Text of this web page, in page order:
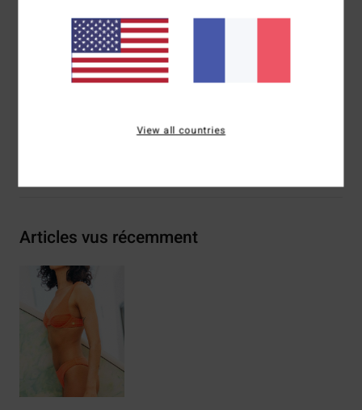
Couvrance :couvrance medium
Composition74% polyester recyclé, 21% polyester, 5%
élasthanne
Articles vus récemment
View all countries